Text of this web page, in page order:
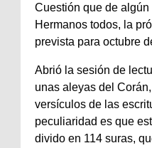
Cuestión que de
Hermanos todos, la
prevista para octubre
Abrió la sesión de
unas aleyas del
versículos de las
peculiaridad es que
divido en 114 suras,